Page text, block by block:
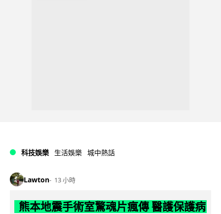
科技娛樂 生活娛樂 城中熱話
Lawton 13 小時
熊本地震手術室驚魂片瘋傳 醫護保護病